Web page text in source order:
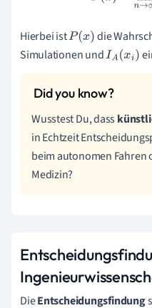
Hierbei istP(x) die
Simulationen undIA(xi)
Wusstest Du, dass
in Echtzeit
beim autonomen
Medizin?
DieEntscheidungsfindung